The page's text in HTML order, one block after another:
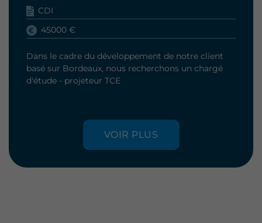
VOIR PLUS
CDI
45000 €
Dans le cadre du développement de notre client
basé sur Bordeaux, nous recherchons un chargé
d'étude - projeteur TCE